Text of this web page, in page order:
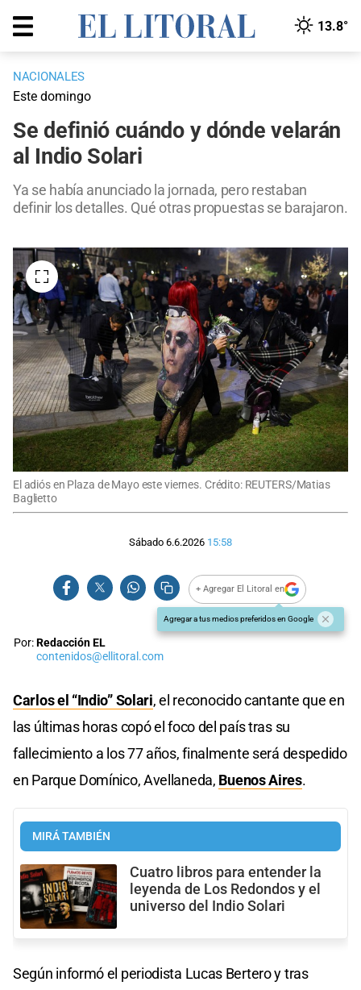
13.8°
NACIONALES
Este domingo
Se definió cuándo y dónde velarán
al Indio Solari
Ya se había anunciado la jornada, pero restaban
definir los detalles. Qué otras propuestas se barajaron.
El adiós en Plaza de Mayo este viernes. Crédito: REUTERS/Matias
Baglietto
Sábado 6.6.2026 15:58
+ Agregar El Litoral en
Agregar a tus medios preferidos en Google
Por:Redacción EL
contenidos@ellitoral.com
Carlos el “Indio” Solari, el reconocido cantante que en
las últimas horas copó el foco del país tras su
fallecimiento a los 77 años, finalmente será despedido
en Parque Domínico, Avellaneda, Buenos Aires.
MIRÁ TAMBIÉN
Cuatro libros para entender la
leyenda de Los Redondos y el
universo del Indio Solari
Según informó el periodista Lucas Bertero y tras